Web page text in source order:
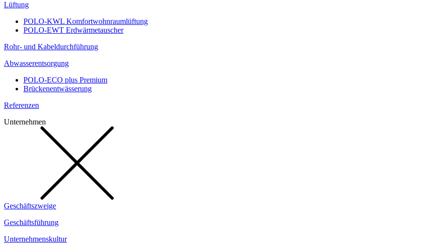
Lüftung
POLO-KWL Komfortwohnraumlüftung
POLO-EWT Erdwärmetauscher
Rohr- und Kabeldurchführung
Abwasserentsorgung
POLO-ECO plus Premium
Brückenentwässerung
Referenzen
Unternehmen
Geschäftszweige
Geschäftsführung
Unternehmenskultur